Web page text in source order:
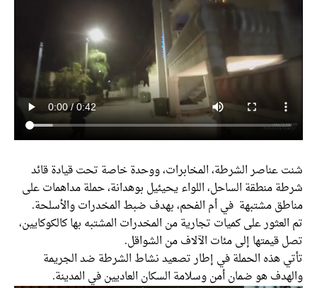
شنت عناصر الشرطة، المخابرات، ووحدة خاصة تحت قيادة قائد
شرطة منطقة الساحل، اللواء يحيئيل بوهدانة، حملة مداهمات على
مناطق مشتبهة في أم الفحم، بهدف ضبط المخدرات والأسلحة.
تم العثور على كميات تجارية من المخدرات المشتبه بها كالكوكايين،
تصل قيمتها إلى مئات الآلاف من الشواقل.
تأتي هذه الحملة في إطار تصعيد نشاط الشرطة ضد الجريمة
والهدف هو ضمان أمن وسلامة السكان العاديين في المدينة.